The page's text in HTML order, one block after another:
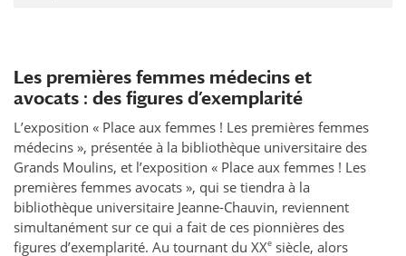
Les premières femmes médecins et
avocats : des figures d’exemplarité
L’exposition « Place aux femmes ! Les premières femmes
médecins », présentée à la bibliothèque universitaire des
Grands Moulins, et l’exposition « Place aux femmes ! Les
premières femmes avocats », qui se tiendra à la
bibliothèque universitaire Jeanne-Chauvin, reviennent
simultanément sur ce qui a fait de ces pionnières des
figures d’exemplarité. Au tournant du XXe siècle, alors